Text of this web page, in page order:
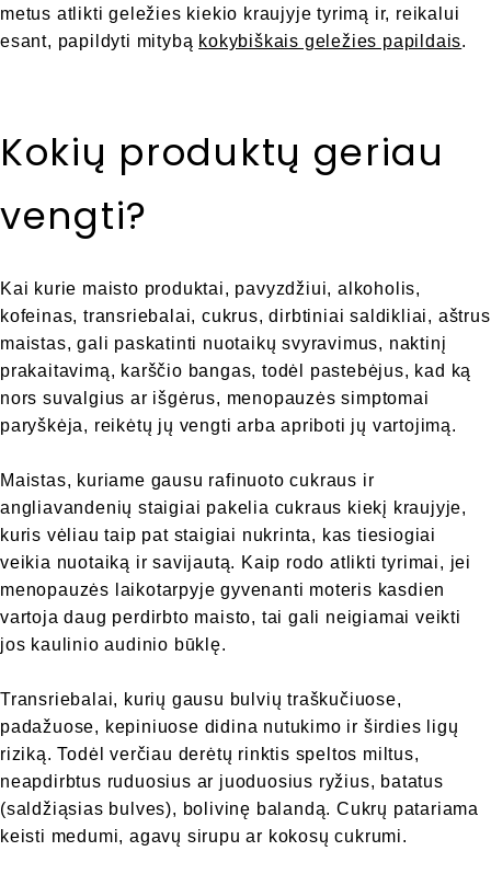
metus atlikti geležies kiekio kraujyje tyrimą ir, reikalui
esant, papildyti mitybą kokybiškais geležies papildais.
Kokių produktų geriau
vengti?
Kai kurie maisto produktai, pavyzdžiui, alkoholis,
kofeinas, transriebalai, cukrus, dirbtiniai saldikliai, aštrus
maistas, gali paskatinti nuotaikų svyravimus, naktinį
prakaitavimą, karščio bangas, todėl pastebėjus, kad ką
nors suvalgius ar išgėrus, menopauzės simptomai
paryškėja, reikėtų jų vengti arba apriboti jų vartojimą.
Maistas, kuriame gausu rafinuoto cukraus ir
angliavandenių staigiai pakelia cukraus kiekį kraujyje,
kuris vėliau taip pat staigiai nukrinta, kas tiesiogiai
veikia nuotaiką ir savijautą. Kaip rodo atlikti tyrimai, jei
menopauzės laikotarpyje gyvenanti moteris kasdien
vartoja daug perdirbto maisto, tai gali neigiamai veikti
jos kaulinio audinio būklę.
Transriebalai, kurių gausu bulvių traškučiuose,
padažuose, kepiniuose didina nutukimo ir širdies ligų
riziką. Todėl verčiau derėtų rinktis speltos miltus,
neapdirbtus ruduosius ar juoduosius ryžius, batatus
(saldžiąsias bulves), bolivinę balandą. Cukrų patariama
keisti medumi, agavų sirupu ar kokosų cukrumi.